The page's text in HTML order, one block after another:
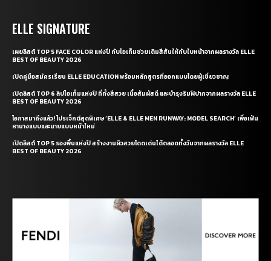
ELLE SIGNATURE
เผยลิสต์ TOP 5 FACE COLOR แห่งปี กับไอเท็มช่วยเติมสีสันให้กับใบหน้าจากผลรางวัล ELLE
BEST OF BEAUTY 2026
เปิดคู่มือสมัครเรียน ELLE EDUCATION พร้อมหลักสูตรที่ออกแบบโดยผู้เชี่ยวชาญ
เปิดลิสต์ TOP 6 ลิปไอเท็มแห่งปี ที่ทั้งสีสวย เนื้อสัมผัสดี และบำรุงริมฝีปากจากผลรางวัล ELLE
BEST OF BEAUTY 2026
โอกาสมาถึงแล้ว! โปรเจ็กต์สุดพิเศษ ‘ELLE & ELLE MEN RUNWAY: MODEL SEARCH’ เพื่อเฟ้น
หานางแบบและนายแบบหน้าใหม่
เปิดลิสต์ TOP 5 รองพื้นแห่งปี สร้างงานผิวสวยโดดเด่นได้ตลอดทั้งวันจากผลรางวัล ELLE
BEST OF BEAUTY 2026